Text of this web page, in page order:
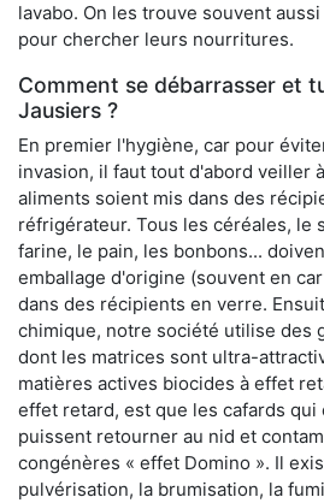
lavabo. On les trouve souvent
pour chercher leurs nourritures.
Comment se débarrasser et
Jausiers ?
En premier l'hygiène, car pour
invasion, il faut tout d'abord veiller
aliments soient mis dans des
réfrigérateur. Tous les céréales, le
farine, le pain, les bonbons...
emballage d'origine (souvent en
dans des récipients en verre.
chimique, notre société utilise des
dont les matrices sont ultra-
matières actives biocides à effet
effet retard, est que les cafards qui
puissent retourner au nid et
congénères « effet Domino ». Il
pulvérisation, la brumisation, la